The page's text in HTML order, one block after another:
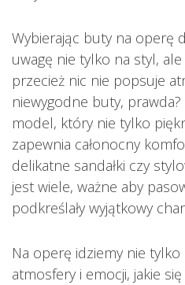
Wybierając buty na operę
uwagę nie tylko na styl,
przecież nic nie popsuje
niewygodne buty,
model, który nie tylko
zapewnia całonocny
delikatne sandałki czy
jest wiele, ważne aby
podkreślały wyjątkowy
Na operę idziemy nie
atmosfery i emocji, jakie